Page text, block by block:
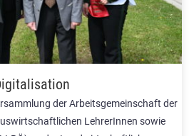
der Arbeitsgemeinschaft der
LehrerInnen sowie